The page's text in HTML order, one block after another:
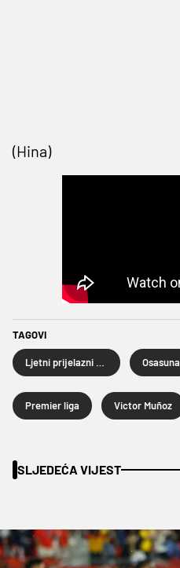
(Hina)
TAGOVI
Osasuna
Premier liga Victor Muñoz
SLJEDEĆA VIJEST